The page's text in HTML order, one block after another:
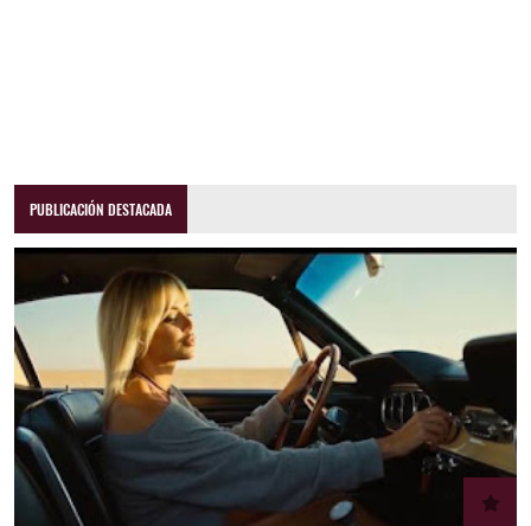
PUBLICACIÓN DESTACADA